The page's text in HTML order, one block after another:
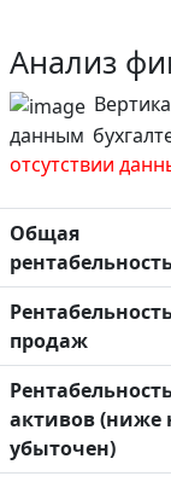
Анализ
данным
отсутствии
Общая
продаж
активов (ниже
убыточен)